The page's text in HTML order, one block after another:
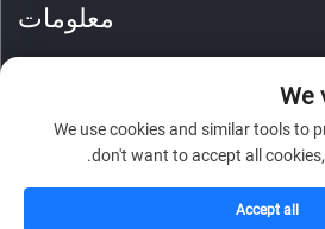
معلومات
أرسل
We
We use cookies and similar tools to
don't want to accept all
Accept all